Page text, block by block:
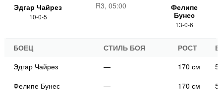
Эдгар Чайрез
10-0-5
R3, 05:00
Фелипе
Бунес
13-0-6
БОЕЦ СТИЛЬ БОЯ РОСТ
Эдгар Чайрез
— 170 см
Фелипе Бунес
— 170 см